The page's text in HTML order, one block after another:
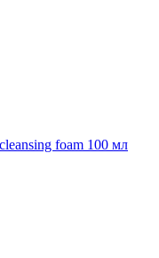
foam 100 мл